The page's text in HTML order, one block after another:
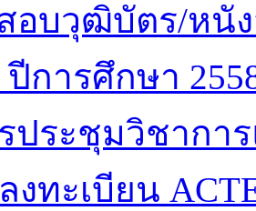
อบวุฒิบัตร/หนั
การศึกษา
ประชุมวิชากา
ทะเบียน